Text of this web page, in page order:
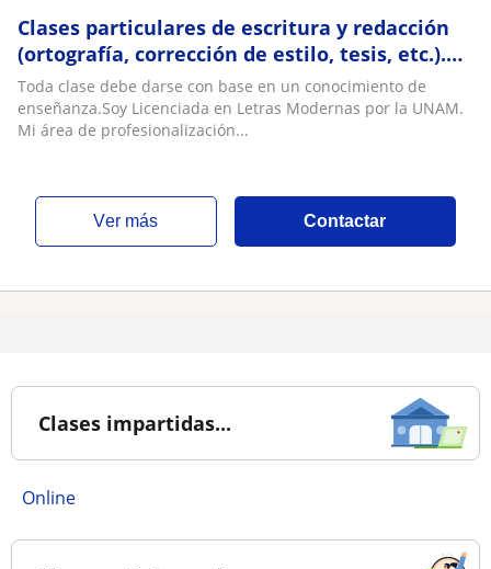
Clases particulares de escritura y redacción
(ortografía, corrección de estilo, tesis, etc.).
Profesora Titulada en Letras Modernas
Toda clase debe darse con base en un conocimiento de
enseñanza.Soy Licenciada en Letras Modernas por la UNAM.
Mi área de profesionalización...
ver más Contactar
Clases impartidas...
online